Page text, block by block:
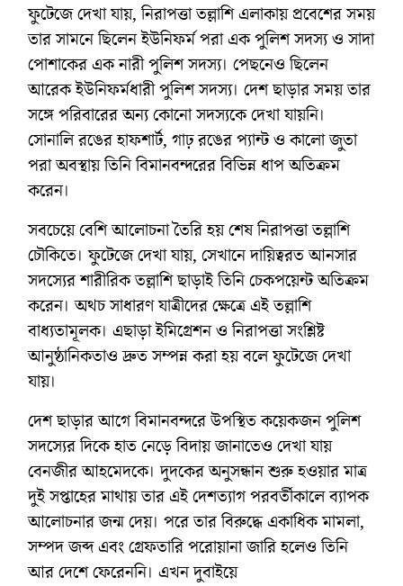
ফুটেজে দেখা যায়, নিরাপত্তা তল্লাশি এলাকায় প্রবেশের সময়
তার সামনে ছিলেন ইউনিফর্ম পরা এক পুলিশ সদস্য ও সাদা
পোশাকের এক নারী পুলিশ সদস্য। পেছনেও ছিলেন
আরেক ইউনিফর্মধারী পুলিশ সদস্য। দেশ ছাড়ার সময় তার
সঙ্গে পরিবারের অন্য কোনো সদস্যকে দেখা যায়নি।
সোনালি রঙের হাফশার্ট, গাঢ় রঙের প্যান্ট ও কালো জুতা
পরা অবস্থায় তিনি বিমানবন্দরের বিভিন্ন ধাপ অতিক্রম
করেন।
সবচেয়ে বেশি আলোচনা তৈরি হয় শেষ নিরাপত্তা তল্লাশি
চৌকিতে। ফুটেজে দেখা যায়, সেখানে দায়িত্বরত আনসার
সদস্যের শারীরিক তল্লাশি ছাড়াই তিনি চেকপয়েন্ট অতিক্রম
করেন। অথচ সাধারণ যাত্রীদের ক্ষেত্রে এই তল্লাশি
বাধ্যতামূলক। এছাড়া ইমিগ্রেশন ও নিরাপত্তা সংশ্লিষ্ট
আনুষ্ঠানিকতাও দ্রুত সম্পন্ন করা হয় বলে ফুটেজে দেখা
যায়।
দেশ ছাড়ার আগে বিমানবন্দরে উপস্থিত কয়েকজন পুলিশ
সদস্যের দিকে হাত নেড়ে বিদায় জানাতেও দেখা যায়
বেনজীর আহমেদকে। দুদকের অনুসন্ধান শুরু হওয়ার মাত্র
দুই সপ্তাহের মাথায় তার এই দেশত্যাগ পরবর্তীকালে ব্যাপক
আলোচনার জন্ম দেয়। পরে তার বিরুদ্ধে একাধিক মামলা,
সম্পদ জব্দ এবং গ্রেফতারি পরোয়ানা জারি হলেও তিনি
আর দেশে ফেরেননি। এখন দুবাইয়ে